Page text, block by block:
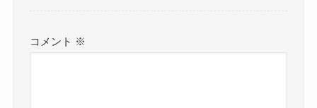
コメント ※